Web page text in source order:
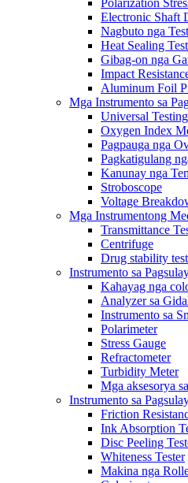
Polarization
Electronic Shaft
Nagbuto nga
Heat Sealing
Gibag-on nga
Impact
Aluminum Foil
Mga Instrumento sa
Universal
Oxygen Index
Pagpauga nga
Pagkatigulang
Kanunay nga
Stroboscope
Voltage
Mga Instrumentong
Transmittance
Centrifuge
Drug stability
Instrumento sa
Kahayag nga
Analyzer sa
Instrumento sa
Polarimeter
Stress Gauge
Refractometer
Turbidity Meter
Mga aksesorya
Instrumento sa
Friction
Ink Absorption
Disc Peeling
Whiteness Tester
Makina nga